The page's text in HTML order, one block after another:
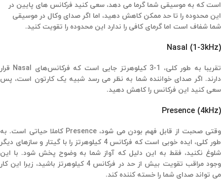
است که به موسیقی شما گرما می دهد، سعی کنید فرکانس های پایین در
این محدوده را تا حد ممکن کاهش دهید، اما اگر صدای وکال در موسیقی
شما شفاف است اما گرمای کافی را ندارد این محدوده را تقویت کنید.
Nasal (1-3kHz)
تقریبا به طور کلی، 1-3 کیلوهرتز جایی است که فرکانس‌های Nasal قرار
دارند. اگر صدای خواننده شما به نظر می رسد شبیه یک کارتون است، پس
سعی کنید این فرکانس را کاهش دهید.
Presence (4kHz)
وقتی صحبت از قابل فهم بودن می شود، Presence کاملا حیاتی است. به
طور کلی، ایده خوبی است که فرکانس 4 کیلوهرتز را با گیتار و سازهای دیگر
شلوغ نکنید، فقط به این دلیل که آواز شما به وضوح پخش شود. با این
وجود مراقب تقویت بیش از حد در فرکانس 4 کیلوهرتز باشید، زیرا این کار
می تواند صدای شما را خسته کننده کند.